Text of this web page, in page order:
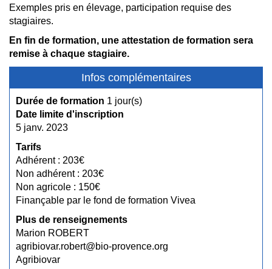
Exemples pris en élevage, participation requise des
stagiaires.
En fin de formation, une attestation de formation sera
remise à chaque stagiaire.
Infos complémentaires
Durée de formation 1 jour(s)
Date limite d'inscription
5 janv. 2023
Tarifs
Adhérent : 203€
Non adhérent : 203€
Non agricole : 150€
Finançable par le fond de formation Vivea
Plus de renseignements
Marion ROBERT
agribiovar.robert@bio-provence.org
Agribiovar